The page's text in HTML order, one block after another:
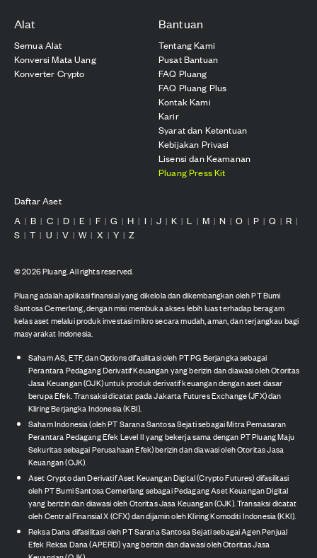
Alat
Semua Alat
Konversi Mata Uang
Konverter Crypto
Bantuan
Tentang Kami
Pusat Bantuan
FAQ Pluang
FAQ Pluang Plus
Kontak Kami
Karir
Syarat dan Ketentuan
Kebijakan Privasi
Lisensi dan Keamanan
Pluang Press Kit
Daftar Aset
A | B | C | D | E | F | G | H | I | J | K | L | M | N | O | P | Q | R |
S | T | U | V | W | X | Y | Z
©2026Pluang. All rights reserved.
Pluang adalah aplikasi finansial yang dikelola dan dikembangkan oleh PT Bumi
Santosa Cemerlang, dengan misi membuka akses lebih luas terhadap beragam
kelas aset melalui produk investasi mikro secara mudah, aman, dan terjangkau bagi
masyarakat Indonesia.
Saham AS, ETF, dan Options difasilitasi oleh PT PG Berjangka sebagai
Perantara Pedagang Derivatif Keuangan yang berizin dan diawasi oleh Otoritas
Jasa Keuangan (OJK) untuk produk derivatif keuangan dengan aset dasar
berupa Efek. Transaksi dicatat pada Jakarta Futures Exchange (JFX) dan
Kliring Berjangka Indonesia (KBI).
Saham Indonesia (oleh PT Sarana Santosa Sejati sebagai Mitra Pemasaran
Perantara Pedagang Efek Level II yang bekerja sama dengan PT Pluang Maju
Sekuritas sebagai Perusahaan Efek) berizin dan diawasi oleh Otoritas Jasa
Keuangan (OJK).
Aset Crypto dan Derivatif Aset Keuangan Digital (Crypto Futures) difasilitasi
oleh PT Bumi Santosa Cemerlang sebagai Pedagang Aset Keuangan Digital
yang berizin dan diawasi oleh Otoritas Jasa Keuangan (OJK). Transaksi dicatat
oleh Central Finansial X (CFX) dan dijamin oleh Kliring Komoditi Indonesia (KKI).
Reksa Dana difasilitasi oleh PT Sarana Santosa Sejati sebagai Agen Penjual
Efek Reksa Dana (APERD) yang berizin dan diawasi oleh Otoritas Jasa